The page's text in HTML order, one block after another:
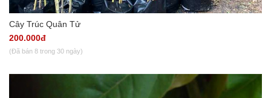
Cây Trúc Quân Tử
200.000đ
(Đã bán 8 trong 30 ngày)